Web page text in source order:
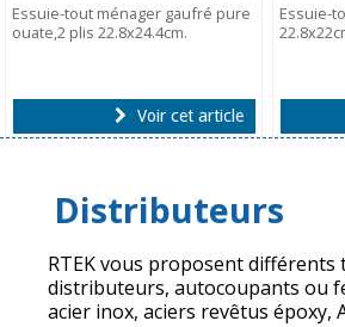
Essuie-tout ménager gaufré pure
ouate,2 plis 22.8x24.4cm.
Voir cet article
Essuie-
Distributeurs
RTEK vous proposent différents
distributeurs, autocoupants ou
acier inox, aciers revêtus époxy,